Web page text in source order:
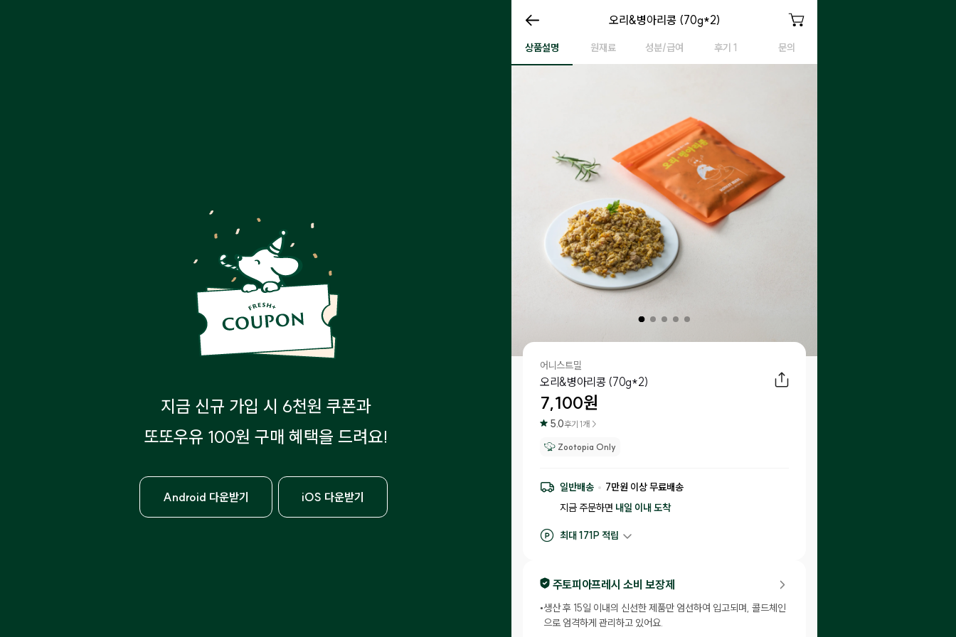
지금 신규 가입 시 6천원 쿠폰과
또또우유 100원 구매 혜택을 드려요!
Android 다운받기 iOS 다운받기
오리&병아리콩 140g
오리&병아리콩 (70g*2)
상품설명 원재료 성분/급여 후기 1 문의
오리&병아리콩 140g
어니스트밀
오리&병아리콩 (70g*2)
7,100원
5.0후기 1개 >
Zootopia Only
일반배송 7만원 이상 무료배송
지금 주문하면 내일 이내 도착
최대171P 적립
주토피아프레시 소비 보장제
•생산 후 15일 이내의 신선한 제품만 엄선하여 입고되며, 콜드체인
으로 엄격하게 관리하고 있어요.